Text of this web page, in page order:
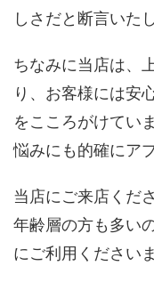
しさだと断言いた
ちなみに当店は、
り、お客様には安
をこころがけてい
悩みにも的確にア
当店にご来店くだ
年齢層の方も多い
にご利用くださいま